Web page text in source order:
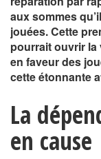
aux sommes
jouées. Cette
pourrait ouvrir
en faveur des
cette étonnante
La
en cause